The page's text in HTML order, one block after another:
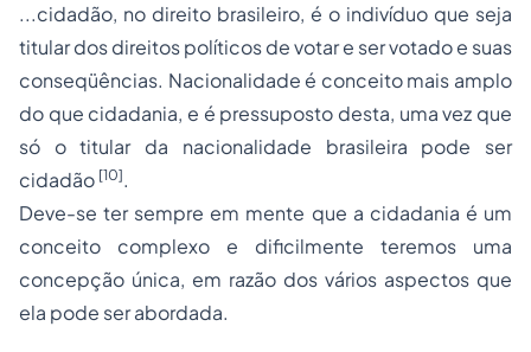
...cidadão, no direito brasileiro, é o indivíduo que seja
titular dos direitos políticos de votar e ser votado e suas
conseqüências. Nacionalidade é conceito mais amplo
do que cidadania, e é pressuposto desta, uma vez que
só o titular da nacionalidade brasileira pode ser
cidadão [10].
Deve-se ter sempre em mente que a cidadania é um
conceito complexo e dificilmente teremos uma
concepção única, em razão dos vários aspectos que
ela pode ser abordada.